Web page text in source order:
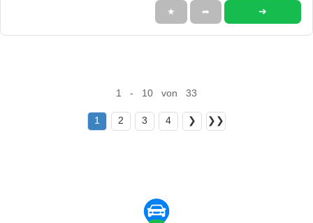
★ ➦ ➜
1 - 10 von 33
1 2 3 4 ❯ ❯❯